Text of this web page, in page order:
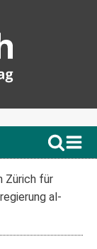
Zürich für
al-